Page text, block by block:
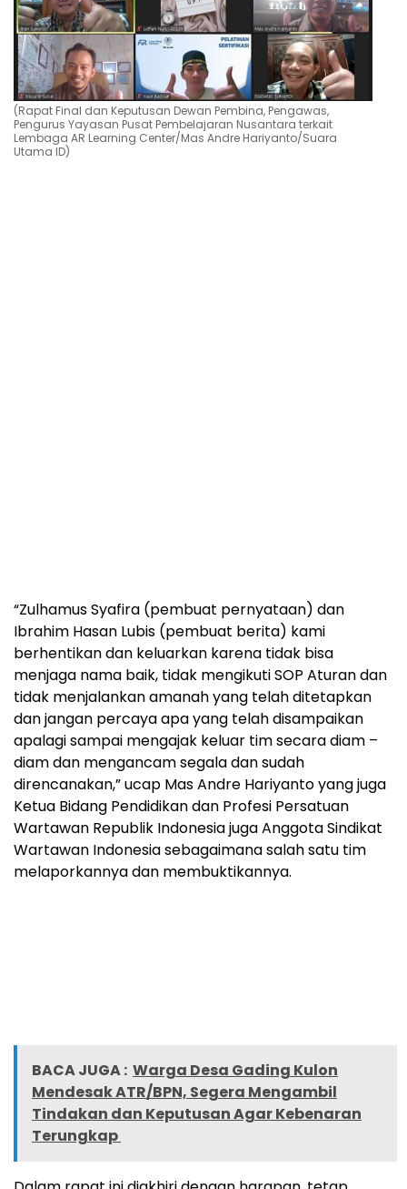
(Rapat Final dan Keputusan Dewan Pembina, Pengawas,
Pengurus Yayasan Pusat Pembelajaran Nusantara terkait
Lembaga AR Learning Center/Mas Andre Hariyanto/Suara
Utama ID)
“Zulhamus Syafira (pembuat pernyataan) dan
Ibrahim Hasan Lubis (pembuat berita) kami
berhentikan dan keluarkan karena tidak bisa
menjaga nama baik, tidak mengikuti SOP Aturan dan
tidak menjalankan amanah yang telah ditetapkan
dan jangan percaya apa yang telah disampaikan
apalagi sampai mengajak keluar tim secara diam –
diam dan mengancam segala dan sudah
direncanakan,” ucap Mas Andre Hariyanto yang juga
Ketua Bidang Pendidikan dan Profesi Persatuan
Wartawan Republik Indonesia juga Anggota Sindikat
Wartawan Indonesia sebagaimana salah satu tim
melaporkannya dan membuktikannya.
BACA JUGA : Warga Desa Gading Kulon
Mendesak ATR/BPN, Segera Mengambil
Tindakan dan Keputusan Agar Kebenaran
Terungkap